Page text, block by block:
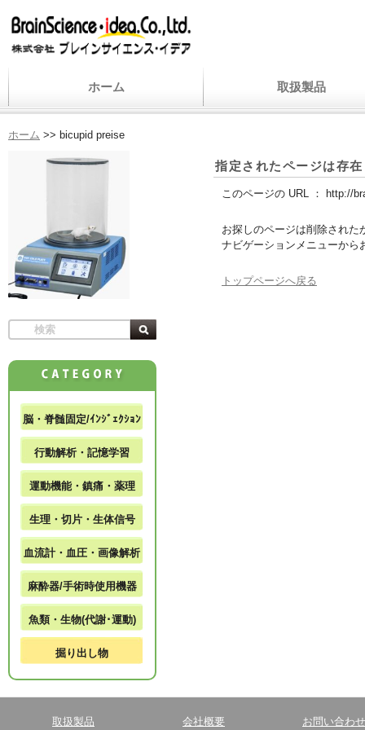
ホーム 取扱製品
ホーム >> bicupid preise
指定されたページは存
このページの URL ： http://
お探しのページは削除された
ナビゲーションメニューから
トップページへ戻る
脳・脊髄固定/ｲﾝｼﾞｪｸｼｮﾝ
行動解析・記憶学習
運動機能・鎮痛・薬理
生理・切片・生体信号
血流計・血圧・画像解析
麻酔器/手術時使用機器
魚類・生物(代謝･運動)
掘り出し物
取扱製品 会社概要 お問い合わせ